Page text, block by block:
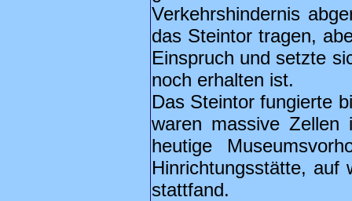
Verkehrshindernis
das Steintor tragen,
Einspruch und setzte
noch erhalten ist.
Das Steintor fungierte
waren massive
heutige
Hinrichtungsstätte, auf
stattfand.